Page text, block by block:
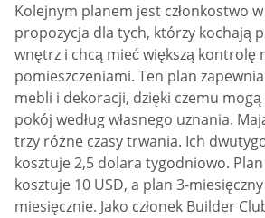
Kolejnym planem jest członkostwo
propozycja dla tych, którzy kochają
wnętrz i chcą mieć większą kontrolę
pomieszczeniami. Ten plan
mebli i dekoracji, dzięki czemu
pokój według własnego uznania.
trzy różne czasy trwania. Ich
kosztuje 2,5 dolara tygodniowo.
kosztuje 10 USD, a plan 3-
miesięcznie. Jako członek Builder